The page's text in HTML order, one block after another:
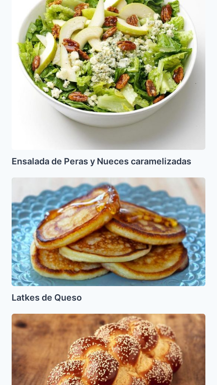
Nueces
caramelizadas
Ensalada de Peras y Nueces caramelizadas
Queso
Latkes de Queso
Jala